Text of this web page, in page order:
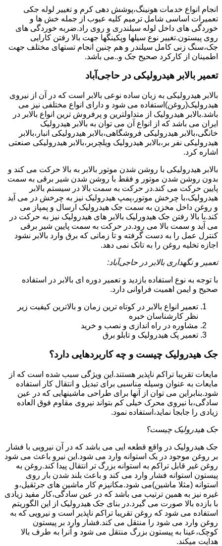
انجام انواع خدمات هونینگ،پوشش دهی کرم و تغییر لوله جکی
تعمیرات اساسی شامل ترمیم کلیه عیوب از جمله خش ها و
خوردگی های داخل لوله سیلندری و روی راد.ضربه خوردگی های
روی پیستون.تغییر نوع سیلها وپکینگها جهت بالا رفتن کارایی
جک،سنگ زنی کامل سیلندر و هم چنین انجام تستهای مختلف جهت
اطمینان از کارکرد صحیح جک و..می باشد.
تعمیر بالابر هیدرولیکی در حاجی‌آباد
بالابر هیدرولیکی به زبان ساده نوعی بالابر است که در آن از نیروی
هیدرولیک(روغن)استفاده می شود و دارای انواع مختلفی نیز می
باشد.بالابر هیدرولیک از متداولترین و پرفروش ترین انواع بالابر در
ایران می باشد که از انواع آن می توان به بالابر هیدرولیک
خانگی،بالابر هیدرولیکی فروشگاهی،بالابر هیدرولیکی انبار،بالابر
هیدرولیکی نفر بر،بالابر هیدرولیک ویلچربر،بالابر هیدرولیکی صنعتی
اشاره کرد.
بالابر هیدرولیکی با روشن شدن موتور بالابر به بالا حرکت می کند و
بدون روشن شدن موتور و فقط با روشن شدن شیر برقی به سمت
پایین حرکت می کند.در حرکت به سمت بالا در سیستم بالابر
هیدرولیک،با چرخش موتور،پمپ هیدرولیک نیز به چرخش در می آید
و روغن داخل مخزن به سمت جک هیدرولیک ارسال و پمپاز می
کند.با بالا رفتن جک هیدورلیک بالابر های هیدرولیک نیز به حرکت در
می آید و سمت بالا می رود.در حرکت به سمت پایین شیر برقی
کنترل عمل را به دست گرفته و تا زمانی که برق وارد بالابر نشود
اجازه تخلیه روغن را به تانک نمی دهد.
تعمیر و نگهداری بالابر در حاجی‌آباد:
با توجه به نوع استفاده بازدید و تعمیر دوره ای بالابر در استفاده
صحیح و ایمن اهمیت فراوانی دارد.
تعمیر انواع بالابر در کوتاه ترین زمان و بالاترین کیفیت زیر
نظر کارشناسان خبره
مشاوره در راه اندازی و نصب و خرید
تعمیر پک هیدرولیک و تابلو برق
جک هیدرولیک چیست و چه کاربردهایی دارد؟
مایعات تقریبا تراکم ناپذیر هستند.این ویژگی سبب شده است که از
مایعات به عنوان وسیله مناسبی برای تبدیل و انتقال کار استفاده
شود.بنابراین می توان از آنها برای طراحی ماشینهایی که در عین
سادگی،با نیروی محرک خیلی کم بتواند نیروی مقاوم فوق العاده
زیادی را جابجا نماید،استفاده نمود.
جک هیدرولیک چیست؟
جک هیدرولیک در واقع قطعه ایی می باشد که در آن نیرویی با فشار
بر روغن موجود در یک استوانه وارد می شود.این نیرو باعث می شود
روغن غیر قابل تراکم به استوانه بزرگ تر انتقال پیدا کند.روغن به
پیستون استوانه فشار وارد می کند و باعث بلند شدن بار روی
استوانه (مثلا ماشین)می شود.مکانیزم کار ماشین های جرثقیل،و
غیره نیز به همین ترتیب می باشد که در عین سادگی،کار مفید زیادی
با بازده بالا صورت می گیرد.در بنای جک هیدرولیک از این الگوریتم
استفاده می شود که روغن تقریبا تراکم ناپذیر است و نیرویی که به
روغن وارد می شود را منتقل می کند.فشار وارد بر پیستون
کوچک،عینا به پیستون بزرگ منتقل می شود و آنرا به طرف بالا
هدایت میکند.